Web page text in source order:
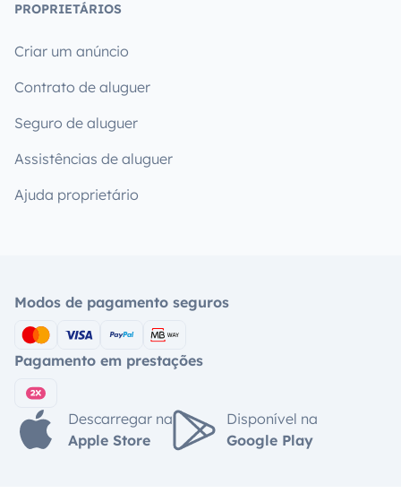
PROPRIETÁRIOS
Criar um anúncio
Contrato de aluguer
Seguro de aluguer
Assistências de aluguer
Ajuda proprietário
Modos de pagamento seguros
Pagamento em prestações
Descarregar na
Apple Store
Disponível na
Google Play